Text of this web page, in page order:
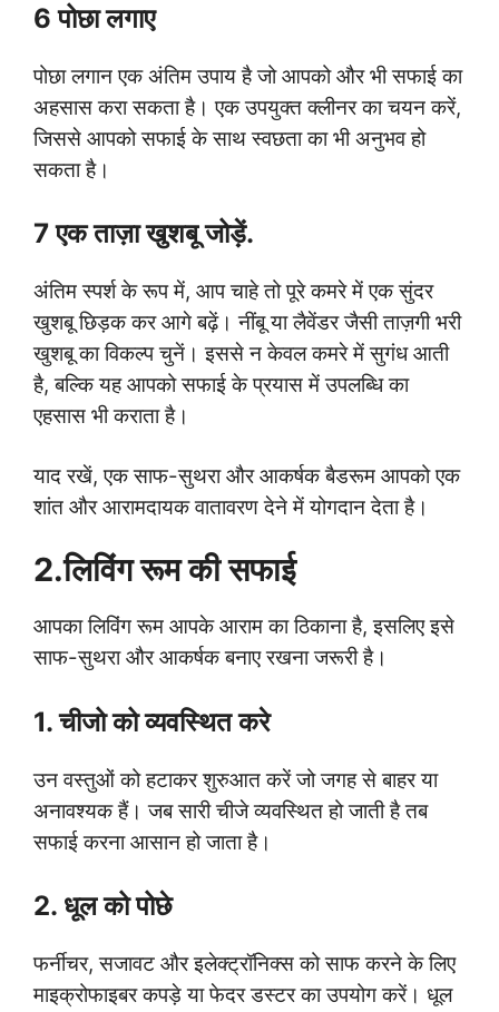
6 पोछा लगाए
पोछा लगान एक अंतिम उपाय है जो आपको और भी सफाई का
अहसास करा सकता है। एक उपयुक्त क्लीनर का चयन करें,
जिससे आपको सफाई के साथ स्वछता का भी अनुभव हो
सकता है।
7 एक ताज़ा खुशबू जोड़ें.
अंतिम स्पर्श के रूप में, आप चाहे तो पूरे कमरे में एक सुंदर
खुशबू छिड़क कर आगे बढ़ें। नींबू या लैवेंडर जैसी ताज़गी भरी
खुशबू का विकल्प चुनें। इससे न केवल कमरे में सुगंध आती
है, बल्कि यह आपको सफाई के प्रयास में उपलब्धि का
एहसास भी कराता है।
याद रखें, एक साफ-सुथरा और आकर्षक बैडरूम आपको एक
शांत और आरामदायक वातावरण देने में योगदान देता है।
2.लिविंग रूमकी सफाई
आपका लिविंग रूम आपके आराम का ठिकाना है, इसलिए इसे
साफ-सुथरा और आकर्षक बनाए रखना जरूरी है।
1. चीजो को व्यवस्थित करे
उन वस्तुओं को हटाकर शुरुआत करें जो जगह से बाहर या
अनावश्यक हैं। जब सारी चीजे व्यवस्थित हो जाती है तब
सफाई करना आसान हो जाता है।
2. धूल को पोछे
फर्नीचर, सजावट और इलेक्ट्रॉनिक्स को साफ करने के लिए
माइक्रोफाइबर कपड़े या फेदर डस्टर का उपयोग करें। धूल